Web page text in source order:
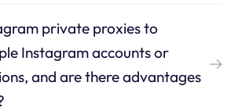
private proxies to
Instagram accounts or
and are there advantages